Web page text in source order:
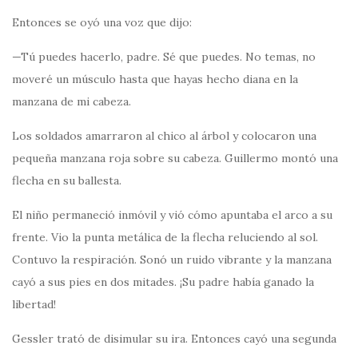
Entonces se oyó una voz que dijo:
—Tú puedes hacerlo, padre. Sé que puedes. No temas, no
moveré un músculo hasta que hayas hecho diana en la
manzana de mi cabeza.
Los soldados amarraron al chico al árbol y colocaron una
pequeña manzana roja sobre su cabeza. Guillermo montó una
flecha en su ballesta.
El niño permaneció inmóvil y vió cómo apuntaba el arco a su
frente. Vio la punta metálica de la flecha reluciendo al sol.
Contuvo la respiración. Sonó un ruido vibrante y la manzana
cayó a sus pies en dos mitades. ¡Su padre había ganado la
libertad!
Gessler trató de disimular su ira. Entonces cayó una segunda